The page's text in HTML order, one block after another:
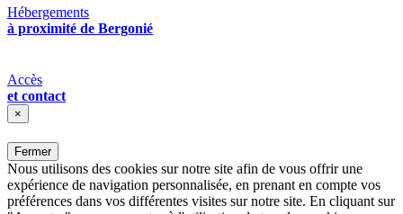
Hébergements
à proximité de Bergonié
Accès
et contact
×
Fermer
Nous utilisons des cookies sur notre site afin de vous offrir une
expérience de navigation personnalisée, en prenant en compte vos
préférences dans vos différentes visites sur notre site. En cliquant sur